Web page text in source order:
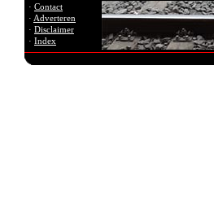
· Contact
· Adverteren
· Disclaimer
· Index